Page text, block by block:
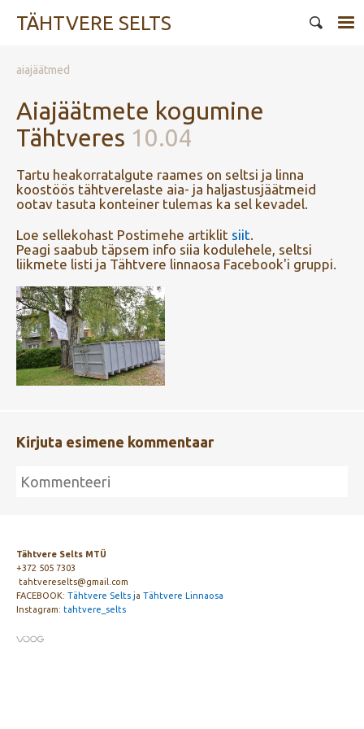
TÄHTVERE SELTS
aiajäätmed
Aiajäätmete kogumine
Tähtveres 10.04
Tartu heakorratalgute raames on seltsi ja linna
koostöös tähtverelaste aia- ja haljastusjäätmeid
ootav tasuta konteiner tulemas ka sel kevadel.
Loe sellekohast Postimehe artiklit siit.
Peagi saabub täpsem info siia kodulehele, seltsi
liikmete listi ja Tähtvere linnaosa Facebook'i gruppi.
Kirjuta esimene kommentaar
Tähtvere Selts MTÜ
+372 505 7303
tahtvereselts@gmail.com
FACEBOOK: Tähtvere Selts ja Tähtvere Linnaosa
Instagram: tahtvere_selts